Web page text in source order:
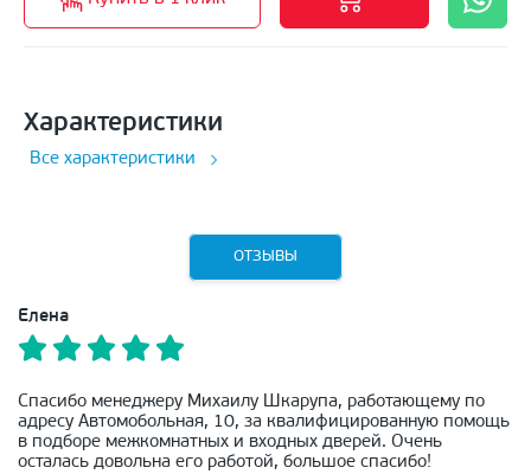
Характеристики
Все характеристики
ОТЗЫВЫ
Елена
Спасибо менеджеру Михаилу Шкарупа, работающему по
адресу Автомобольная, 10, за квалифицированную помощь
в подборе межкомнатных и входных дверей. Очень
осталась довольна его работой, большое спасибо!